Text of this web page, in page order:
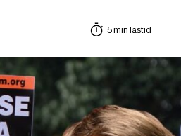
5 min lästid